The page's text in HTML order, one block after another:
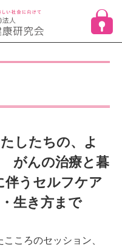
したちの、よ
がんの治療と暮
伴うセルフケア
生き方まで
こころのセッション、